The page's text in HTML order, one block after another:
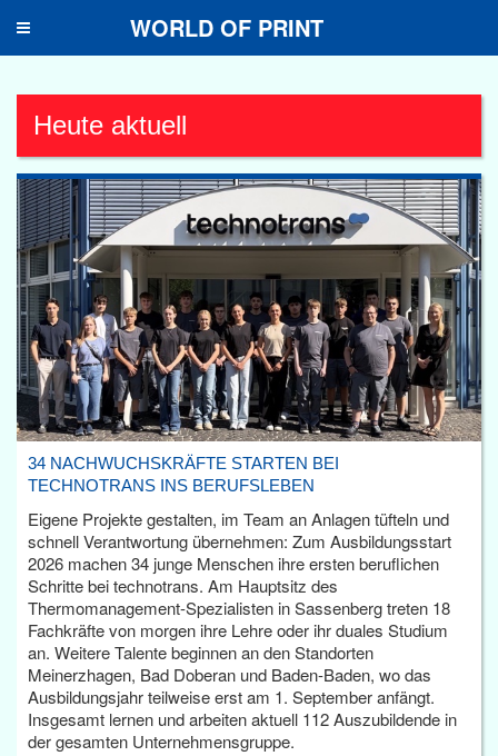
Toggle
WORLD OF PRINT
Heute aktuell
34 NACHWUCHSKRÄFTE STARTEN BEI
TECHNOTRANS INS BERUFSLEBEN
Eigene Projekte gestalten, im Team an Anlagen tüfteln und
schnell Verantwortung übernehmen: Zum Ausbildungsstart
2026 machen 34 junge Menschen ihre ersten beruflichen
Schritte bei technotrans. Am Hauptsitz des
Thermomanagement-Spezialisten in Sassenberg treten 18
Fachkräfte von morgen ihre Lehre oder ihr duales Studium
an. Weitere Talente beginnen an den Standorten
Meinerzhagen, Bad Doberan und Baden-Baden, wo das
Ausbildungsjahr teilweise erst am 1. September anfängt.
Insgesamt lernen und arbeiten aktuell 112 Auszubildende in
der gesamten Unternehmensgruppe.